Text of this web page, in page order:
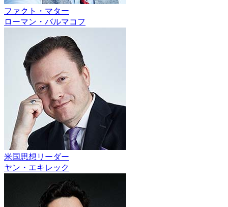
ファクト・マター
ローマン・バルマコフ
米国思想リーダー
ヤン・エキレック